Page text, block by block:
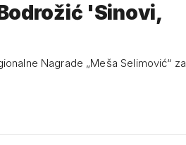
'Sinovi,
Nagrade „Meša Selimović“ za